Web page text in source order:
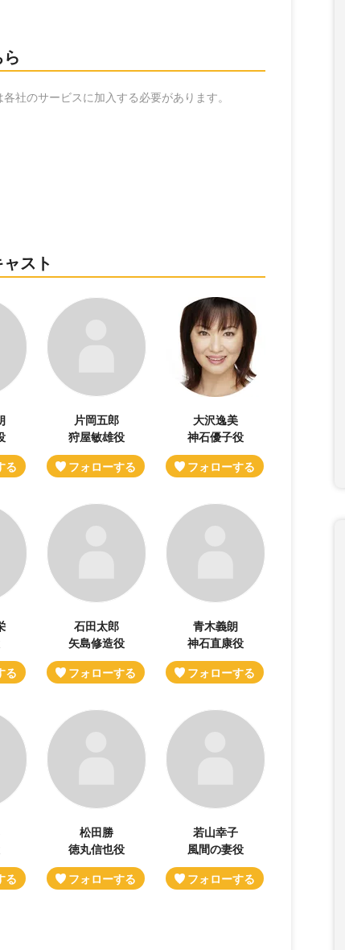
社のサービスに加入する必要があります。
スト
片岡五郎
狩屋敏雄役
大沢逸美
神石優子役
石田太郎
矢島修造役
青木義朗
神石直康役
松田勝
徳丸信也役
若山幸子
風間の妻役